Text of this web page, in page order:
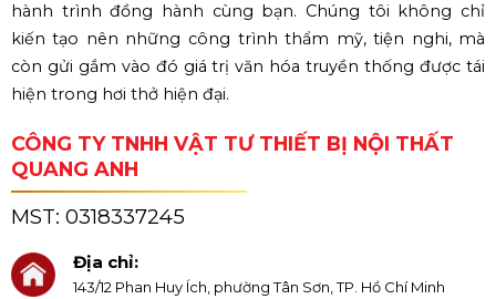
hành trình đồng hành cùng bạn. Chúng tôi không chỉ
kiến tạo nên những công trình thẩm mỹ, tiện nghi, mà
còn gửi gắm vào đó giá trị văn hóa truyền thống được tái
hiện trong hơi thở hiện đại.
CÔNG TY TNHH VẬT TƯ THIẾT BỊ NỘI THẤT
QUANG ANH
MST: 0318337245
Địa chỉ:
143/12 Phan Huy Ích, phường Tân Sơn, TP. Hồ Chí Minh